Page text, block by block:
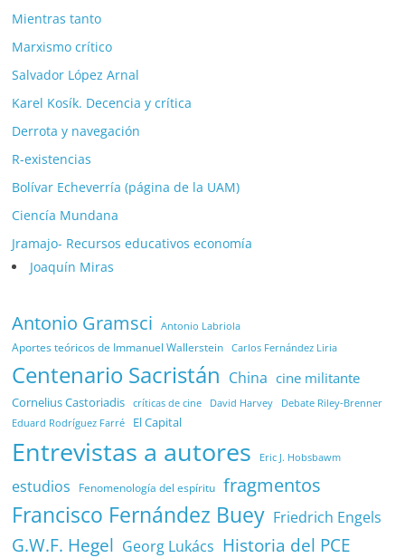
Mientras tanto
Marxismo crítico
Salvador López Arnal
Karel Kosík. Decencia y crítica
Derrota y navegación
R-existencias
Bolívar Echeverría (página de la UAM)
Ciencía Mundana
Jramajo- Recursos educativos economía
Joaquín Miras
Antonio Gramsci Antonio Labriola
Aportes teóricos de Immanuel Wallerstein Carlos Fernández Liria
Centenario Sacristán China cine militante
Cornelius Castoriadis críticas de cine David Harvey Debate Riley-Brenner
Eduard Rodríguez Farré El Capital
Entrevistas a autores Eric J. Hobsbawm
estudios Fenomenología del espíritu fragmentos
Francisco Fernández Buey Friedrich Engels
G.W.F. Hegel Georg Lukács Historia del PCE